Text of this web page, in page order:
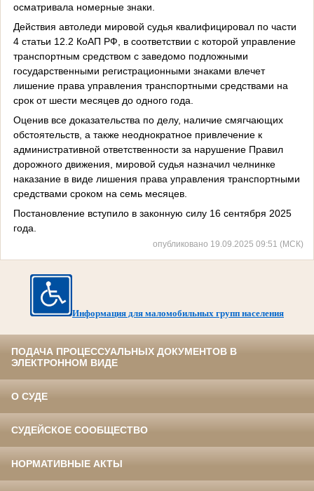
осматривала номерные знаки.
Действия автоледи мировой судья квалифицировал по части
4 статьи 12.2 КоАП РФ, в соответствии с которой управление
транспортным средством с заведомо подложными
государственными регистрационными знаками влечет
лишение права управления транспортными средствами на
срок от шести месяцев до одного года.
Оценив все доказательства по делу, наличие смягчающих
обстоятельств, а также неоднократное привлечение к
административной ответственности за нарушение Правил
дорожного движения, мировой судья назначил челнинке
наказание в виде лишения права управления транспортными
средствами сроком на семь месяцев.
Постановление вступило в законную силу 16 сентября 2025
года.
опубликовано 19.09.2025 09:51 (МСК)
Информация для маломобильных групп населения
ПОДАЧА ПРОЦЕССУАЛЬНЫХ ДОКУМЕНТОВ В
ЭЛЕКТРОННОМ ВИДЕ
О СУДЕ
СУДЕЙСКОЕ СООБЩЕСТВО
НОРМАТИВНЫЕ АКТЫ